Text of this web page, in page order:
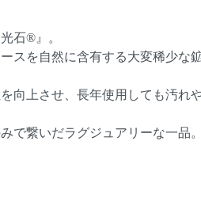
石®』。
スを自然に含有する大変稀少な
向上させ、長年使用しても汚れ
で繋いだラグジュアリーな一品。